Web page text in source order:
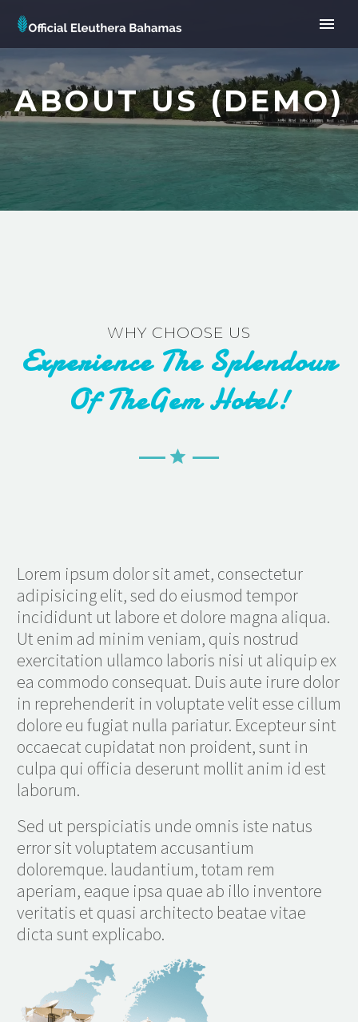
ABOUT US (DEMO)
WHY CHOOSE US
Experience The Splendour
Of TheGem Hotel!
Lorem ipsum dolor sit amet, consectetur
adipisicing elit, sed do eiusmod tempor
incididunt ut labore et dolore magna aliqua.
Ut enim ad minim veniam, quis nostrud
exercitation ullamco laboris nisi ut aliquip ex
ea commodo consequat. Duis aute irure dolor
in reprehenderit in voluptate velit esse cillum
dolore eu fugiat nulla pariatur. Excepteur sint
occaecat cupidatat non proident, sunt in
culpa qui officia deserunt mollit anim id est
laborum.
Sed ut perspiciatis unde omnis iste natus
error sit voluptatem accusantium
doloremque. laudantium, totam rem
aperiam, eaque ipsa quae ab illo inventore
veritatis et quasi architecto beatae vitae
dicta sunt explicabo.